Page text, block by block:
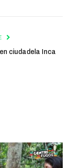
ciudadela Inca